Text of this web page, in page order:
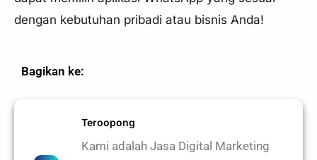
dengan kebutuhan pribadi atau bisnis Anda!
Bagikan ke:
Teroopong
Kami adalah Jasa Digital Marketing